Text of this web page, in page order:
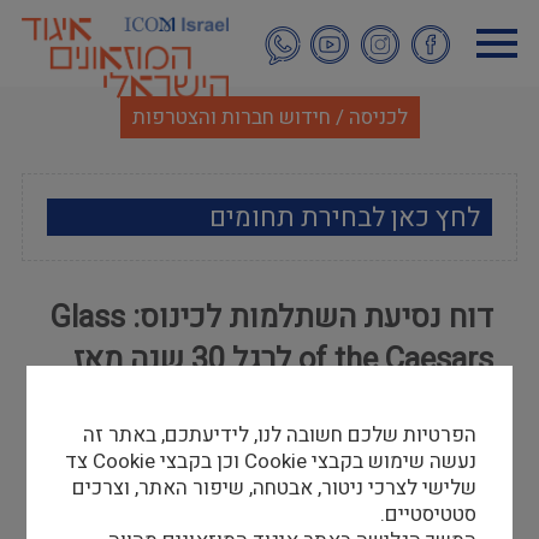
לתוכן
העיקרי
לכניסה / חידוש חברות והצטרפות
לחץ כאן לבחירת תחומים
אמנות
מוזאולוגיה כללי
היסטוריה ומורשת
דוח נסיעת השתלמות לכינוס: Glass
of the Caesars לרגל 30 שנה מאז
אנמרי בארטפלד
27/11/17
בשנת 1987, התקיימה במוזאון הבריטי תערוכה בשם
הפרטיות שלכם חשובה לנו, לידיעתכם, באתר זה
נעשה שימוש בקבצי Cookie וכן בקבצי Cookie צד
שלישי לצרכי ניטור, אבטחה, שיפור האתר, וצרכים
סטטיסטיים.